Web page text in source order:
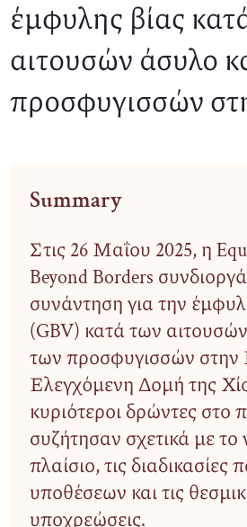
έμφυλης βίας
αιτουσών άσυλο
προσφυγισσών
Summary
Στις 26 Μαΐου 2025, η
Beyond Borders
συνάντηση για την
(GBV) κατά των
των προσφυγισσών στην
Ελεγχόμενη Δομή της
κυριότεροι δρώντες στο
συζήτησαν σχετικά με το
πλαίσιο, τις
υποθέσεων και τις
υποχρεώσεις.